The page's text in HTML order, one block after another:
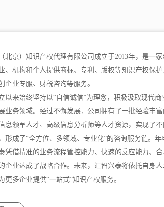
北京）知识产权代理有限公司成立于2013年，是一
、机构和个人提供商标、专利、版权等知识产权保护
企业专服、财税咨询等服务。
以来始终坚持以“自信诚信”为理念，积极汲取现代
业务领域。经过不懈发展，公司拥有了一批经验丰
息领军人才、高级信息分析师等人才资源，实现了
形成了“全方位、多领域、专业化”的咨询服务链。年
凭借精准的业务流程管控能力、快速的反应能力、
企业达成了战略合作。未来，汇智兴泰将依托自身
更多企业提供“一站式”知识产权服务。